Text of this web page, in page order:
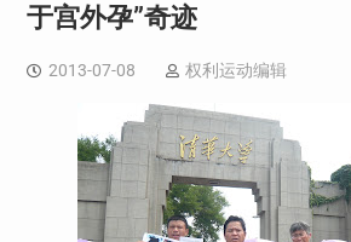
于宫外孕”奇迹
2013-07-08 权利运动编辑